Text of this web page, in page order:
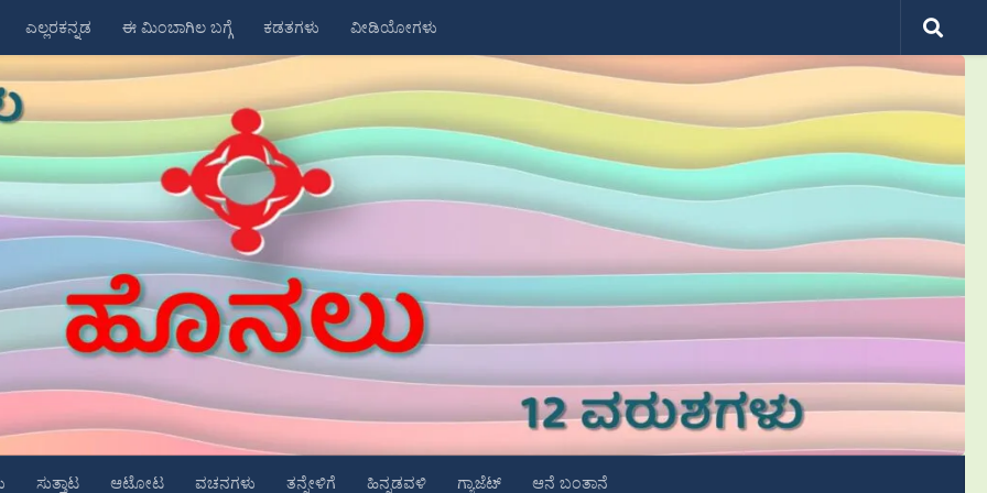
ಎಲ್ಲರಕನ್ನಡ ಈ ಮಿಂಬಾಗಿಲ ಬಗ್ಗೆ ಕಡತಗಳು ವೀಡಿಯೋಗಳು
ಸುತ್ತಾಟ ಆಟೋಟ ವಚನಗಳು ತನ್ನೇಳಿಗೆ ಹಿನ್ನಡವಳಿ ಗ್ಯಾಜೆಟ್ ಆನೆ ಬಂತಾನೆ